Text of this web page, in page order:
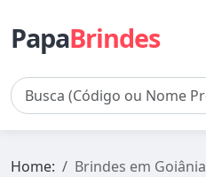
PapaBrindes
Home: Brindes em Goiânia